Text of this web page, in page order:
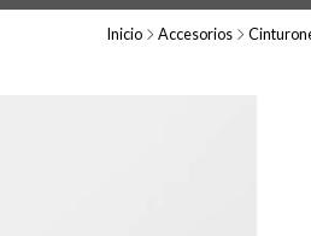
Inicio Accesorios